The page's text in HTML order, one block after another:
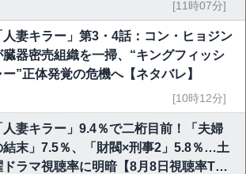
[11時07分]
人妻キラー」第3・4話：コン・ヒョジン
臓器密売組織を一掃、“キングフィッシ
ー”正体発覚の危機へ【ネタバレ】
[10時12分]
人妻キラー」9.4％で二桁目前！「夫婦
結末」7.5％、「財閥×刑事2」5.8％…土
ドラマ視聴率に明暗【8月8日視聴率TO